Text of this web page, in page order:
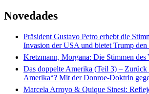
Novedades
Präsident Gustavo Petro erhebt die
Invasion der USA und bietet Trump
Kretzmann, Morgana: Die Stimmen des
Das doppelte Amerika (Teil 3) – Zurück
Amerika“? Mit der Donroe-Doktrin
Marcela Arroyo & Quique Sinesi: